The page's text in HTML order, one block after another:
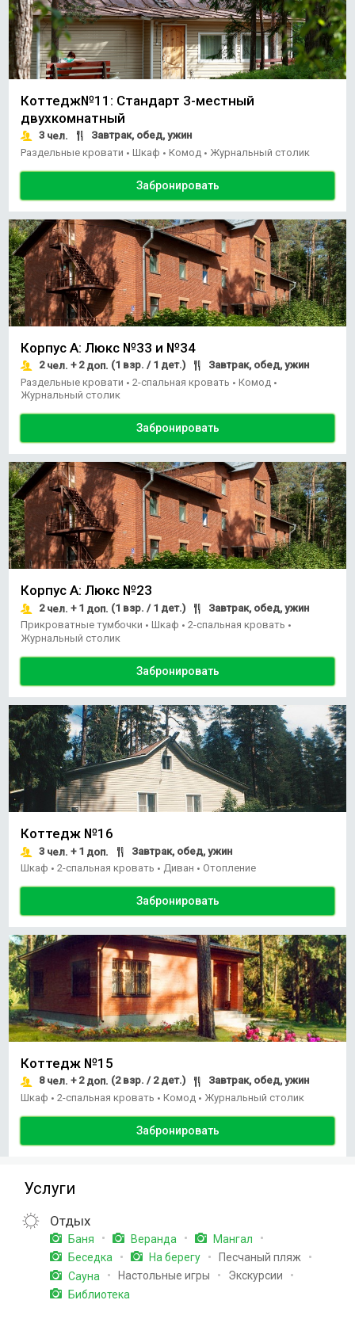
Коттедж№11: Стандарт 3-местный
двухкомнатный
3 чел.
Завтрак, обед, ужин
Раздельные кровати • Шкаф • Комод • Журнальный столик
Забронировать
Корпус А: Люкс №33 и №34
2чел. + 2доп. (1 взр. / 1 дет.)
Завтрак, обед, ужин
Раздельные кровати • 2-спальная кровать • Комод •
Журнальный столик
Забронировать
Корпус А: Люкс №23
2чел. + 1 доп. (1 взр. / 1 дет.)
Завтрак, обед, ужин
Прикроватные тумбочки • Шкаф • 2-спальная кровать •
Журнальный столик
Забронировать
Коттедж №16
3 чел. + 1 доп.
Завтрак, обед, ужин
Шкаф • 2-спальная кровать • Диван • Отопление
Забронировать
Коттедж №15
8чел. + 2доп. (2 взр. / 2 дет.)
Завтрак, обед, ужин
Шкаф • 2-спальная кровать • Комод • Журнальный столик
Забронировать
Услуги
Отдых
Баня Веранда
Мангал
Беседка
На берегу
Песчаный пляж
Сауна
Настольные игры
Экскурсии
Библиотека